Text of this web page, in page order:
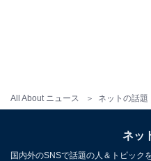
All About ニュース ネットの話題
ネッ
国内外のSNSで話題の人＆トピック